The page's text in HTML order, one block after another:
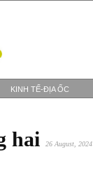
KINH TẾ-ĐỊA ỐC
hai 26 August, 2024